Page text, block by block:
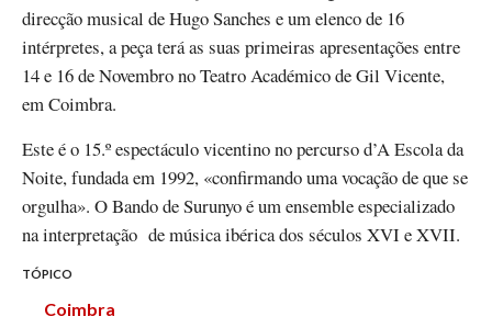
direcção musical de Hugo Sanches e um elenco de 16
intérpretes, a peça terá as suas primeiras apresentações entre
14 e 16 de Novembro no Teatro Académico de Gil Vicente,
em Coimbra.
Este é o 15.º espectáculo vicentino no percurso d’A Escola da
Noite, fundada em 1992, «confirmando uma vocação de que se
orgulha». O Bando de Surunyo é um ensemble especializado
na interpretação de música ibérica dos séculos XVI e XVII.
TÓPICO
Coimbra